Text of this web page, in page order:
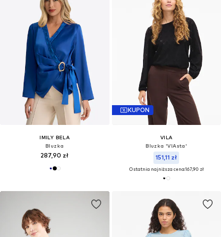
IMILY BELA
Bluzka
287,90 zł
KUPON
VILA
Bluzka 'VIAsta'
151,11 zł
Ostatnia najniższa cena:167,90 zł